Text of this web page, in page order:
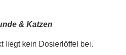
& Katzen
liegt kein Dosierlöffel bei.